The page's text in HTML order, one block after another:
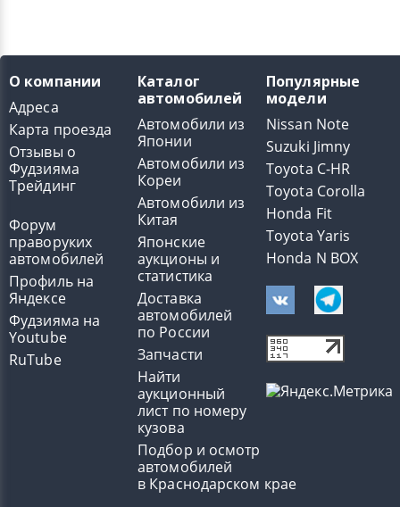
О компании
Адреса
Карта проезда
Отзывы о
Фудзияма
Трейдинг
Форум
праворуких
автомобилей
Профиль на
Яндексе
Фудзияма на
Youtube
RuTube
Каталог
автомобилей
Автомобили из
Японии
Автомобили из
Кореи
Автомобили из
Китая
Японские
аукционы и
статистика
Доставка
автомобилей
по России
Запчасти
Найти
аукционный
лист по номеру
кузова
Подбор и осмотр
автомобилей
в Краснодарском крае
Популярные
модели
Nissan Note
Suzuki Jimny
Toyota C-HR
Toyota Corolla
Honda Fit
Toyota Yaris
Honda N BOX